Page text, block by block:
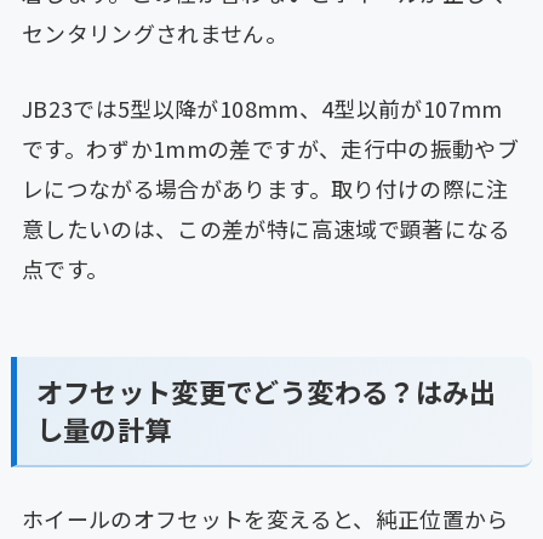
センタリングされません。
JB23では5型以降が108mm、4型以前が107mm
です。わずか1mmの差ですが、走行中の振動やブ
レにつながる場合があります。取り付けの際に注
意したいのは、この差が特に高速域で顕著になる
点です。
オフセット変更でどう変わる？はみ出
し量の計算
ホイールのオフセットを変えると、純正位置から